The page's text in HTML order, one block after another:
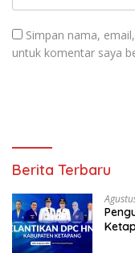
Simpan nama,
untuk komentar saya
Berita Terbaru